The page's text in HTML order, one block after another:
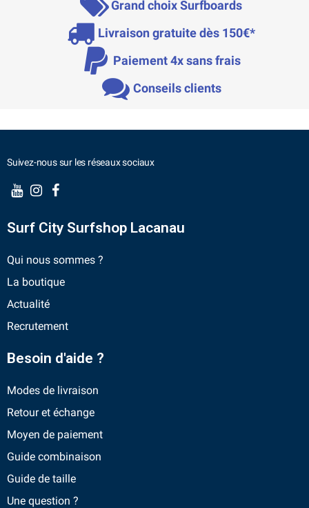
Grand choix Surfboards
Livraison gratuite dès 150€*
Paiement 4x sans frais
Conseils clients
Suivez-nous sur les réseaux sociaux
Surf City Surfshop Lacanau
Qui nous sommes ?
La boutique
Actualité
Recrutement
Besoin d'aide ?
Modes de livraison
Retour et échange
Moyen de paiement
Guide combinaison
Guide de taille
Une question ?